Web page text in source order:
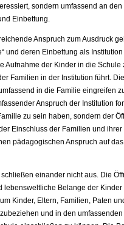
sondern umfassend an
Einbettung.
Anspruch zum Ausdruck
und deren Einbettung als
Aufnahme der Kinder in die Schule
Familien in der Institution führt.
in die Familie eingreifen
Anspruch der Institution
zu sein haben, sondern der
Einschluss der Familien und
pädagogischen Anspruch auf
einander nicht aus. Die
lebensweltliche Belange der Kinder
Kinder, Eltern, Familien, Paten
und in den